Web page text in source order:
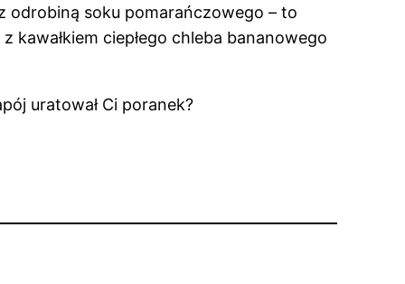
odrobiną soku pomarańczowego – to
kawałkiem ciepłego chleba bananowego
uratował Ci poranek?